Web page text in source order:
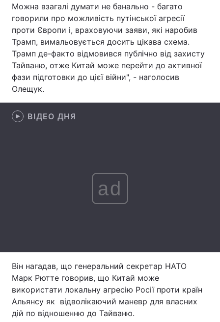
Лонгріди
Відео з Youtube Статті
Інтерв'ю
Тема оформлення
Можна взагалі думати не банально - багато
говорили про можливість путінської агресії
проти Європи і, враховуючи заяви, які наробив
Трамп, вимальовується досить цікава схема.
Трамп де-факто відмовився публічно від захисту
Тайваню, отже Китай може перейти до активної
фази підготовки до цієї війни", - наголосив
Олещук.
ВІДЕО ДНЯ
ad
Він нагадав, що генеральний секретар НАТО
Марк Рютте говорив, що Китай може
використати локальну агресію Росії проти країн
Альянсу як відволікаючий маневр для власних
дій по відношенню до Тайваню.